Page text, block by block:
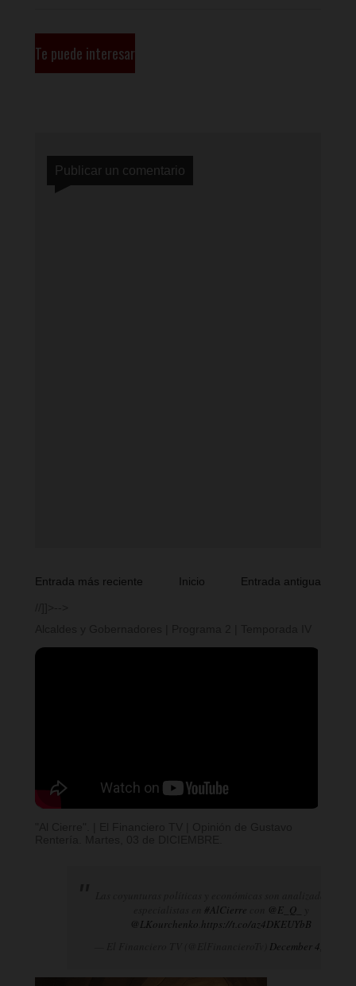
Te puede interesar
Publicar un comentario
Entrada más reciente Entrada antigua
Inicio
#AlCierre @E_Q_
@LKourchenko https://t.co/az4DKEUYbB
December 4, 2024